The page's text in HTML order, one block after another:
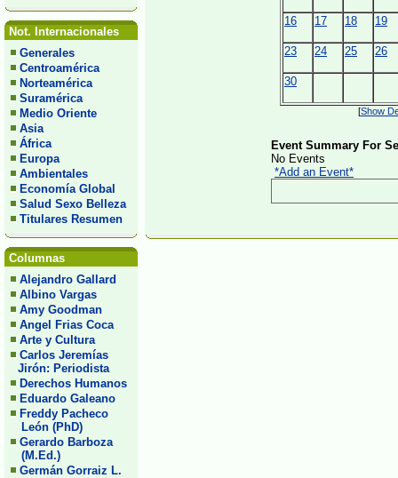
Not. Internacionales
Generales
Centroamérica
Norteamérica
Suramérica
Medio Oriente
Asia
África
Europa
Ambientales
Economía Global
Salud Sexo Belleza
Titulares Resumen
Columnas
Alejandro Gallard
Albino Vargas
Amy Goodman
Angel Frias Coca
Arte y Cultura
Carlos Jeremías
Jirón: Periodista
Derechos Humanos
Eduardo Galeano
Freddy Pacheco
León (PhD)
Gerardo Barboza
(M.Ed.)
Germán Gorraiz L.
16 17 18 19
23 24 25 26
30
[Show
Event Summary For
No Events
*Add an Event*